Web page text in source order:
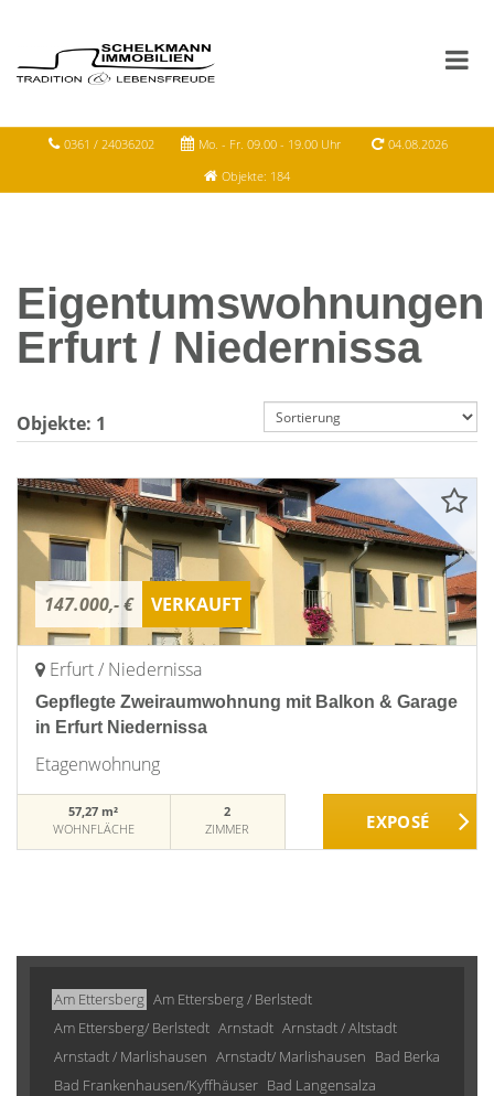
0361 / 24036202 Mo. - Fr. 09.00 - 19.00 Uhr
04.08.2026
Objekte: 184
Eigentumswohnungen
Erfurt / Niedernissa
Objekte: 1
147.000,- € VERKAUFT
Erfurt / Niedernissa
Gepflegte Zweiraumwohnung mit Balkon & Garage
in Erfurt Niedernissa
Etagenwohnung
57,27 m²
WOHNFLÄCHE
2
ZIMMER
Am Ettersberg Am Ettersberg / Berlstedt
Am Ettersberg/ Berlstedt Arnstadt Arnstadt / Altstadt
Arnstadt / Marlishausen Arnstadt/ Marlishausen Bad Berka
Bad Frankenhausen/Kyffhäuser Bad Langensalza